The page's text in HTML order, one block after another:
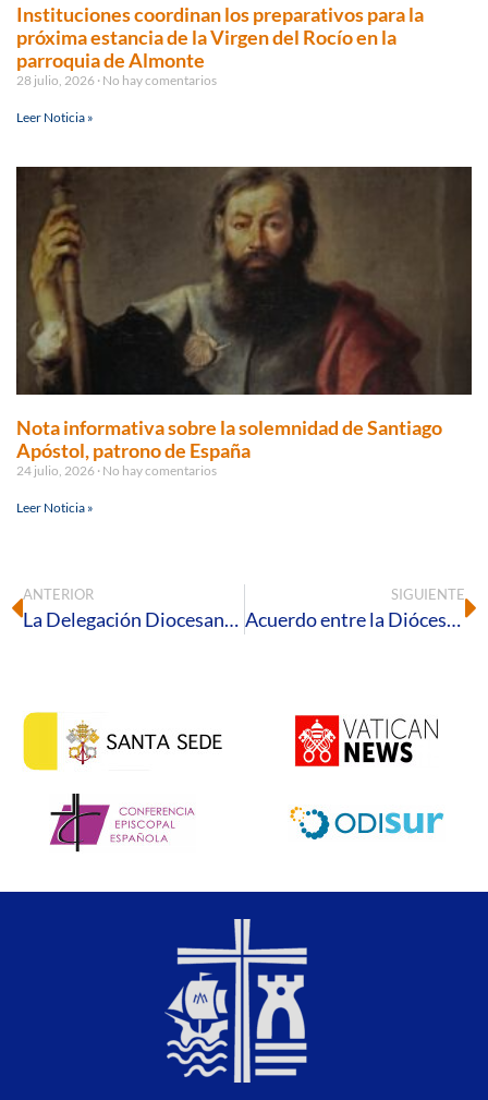
Instituciones coordinan los preparativos para la
próxima estancia de la Virgen del Rocío en la
parroquia de Almonte
28 julio, 2026 No hay comentarios
Leer Noticia »
Nota informativa sobre la solemnidad de Santiago
Apóstol, patrono de España
24 julio, 2026 No hay comentarios
Leer Noticia »
ANTERIOR
La Delegación Diocesana de Medios de Comunicación acude al encuentro anual de Odisur
SIGUIENTE
Acuerdo entre la Diócesis de Huelva y el Ayuntamiento de Manzanilla sobre la gestión del cementerio